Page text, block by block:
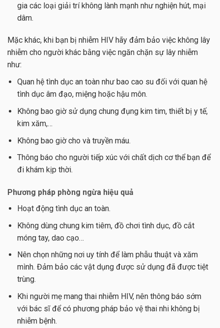
gia các loại giải trí không lành mạnh như nghiện hút, mại
dâm.
Mặc khác, khi bạn bị nhiễm HIV hãy đảm bảo việc không lây
nhiễm cho người khác bằng việc ngăn chặn sự lây nhiễm
như:
Quan hệ tình dục an toàn như bao cao su đối với quan hệ
tình dục âm đạo, miệng hoặc hậu môn.
Không bao giờ sử dụng chung đụng kim tim, thiết bị y tế,
kim xăm,…
Không bao giờ cho và truyền máu.
Thông báo cho người tiếp xúc với chất dịch cơ thể bạn để
đi khám kịp thời.
Phương pháp phòng ngừa hiệu quả
Hoạt động tình dục an toàn.
Không dùng chung kim tiêm, đồ chơi tình dục, đồ cắt
móng tay, dao cạo…
Nên chọn những nơi uy tính để làm phẫu thuật và xăm
mình. Đảm bảo các vật dụng được sử dụng đã được tiệt
trùng.
Khi người mẹ mang thai nhiễm HIV, nên thông báo sớm
với bác sĩ để có phương pháp bảo vệ thai nhi không bị
nhiễm bệnh.